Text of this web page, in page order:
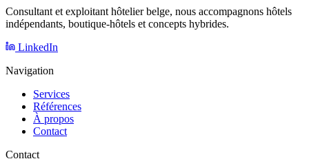
Consultant et exploitant hôtelier belge, nous accompagnons hôtels
indépendants, boutique-hôtels et concepts hybrides.
LinkedIn
Navigation
Services
Références
À propos
Contact
Contact